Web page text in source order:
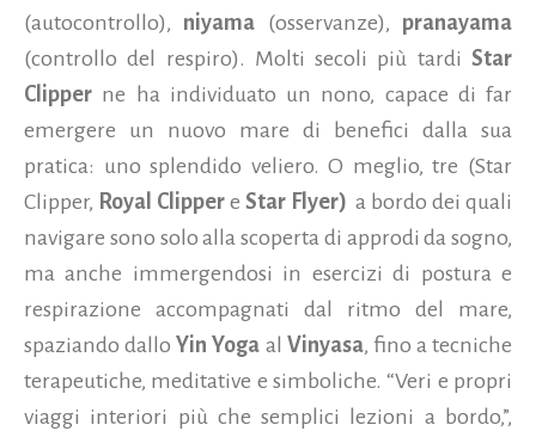
(autocontrollo), niyama (osservanze), pranayama
(controllo del respiro). Molti secoli più tardi Star
Clipper ne ha individuato un nono, capace di far
emergere un nuovo mare di benefici dalla sua
pratica: uno splendido veliero. O meglio, tre (Star
Clipper, Royal Clippere Star Flyer) a bordo dei quali
navigare sono solo alla scoperta di approdi da sogno,
ma anche immergendosi in esercizi di postura e
respirazione accompagnati dal ritmo del mare,
spaziando dalloYin Yoga al Vinyasa, fino a tecniche
terapeutiche, meditative e simboliche. “Veri e propri
viaggi interiori più che semplici lezioni a bordo,”,